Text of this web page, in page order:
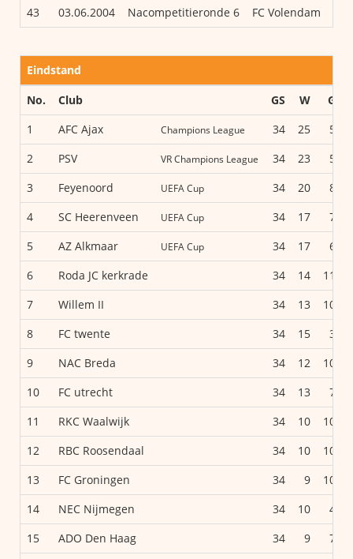
43 03.06.2004 Nacompetitieronde 6 FC Volendam
Eindstand
No.
Club GS W
G
1
AFC Ajax Champions League 34 25
5
2
PSV VR Champions League 34 23
5
3
Feyenoord UEFA Cup 34 20
8
4
SC Heerenveen UEFA Cup 34 17 7
5
AZ Alkmaar UEFA Cup 34 17 6
6
Roda JC kerkrade 34 14
11
7
Willem II 34 13 10
8
FC twente 34 15 3
9
NAC Breda 34 12 10
10
FC utrecht 34 13 7
11
RKC Waalwijk 34 10 10
12
RBC Roosendaal 34 10 10
13
FC Groningen 34 9 10
14
NEC Nijmegen 34 10 4
15
ADO Den Haag 34 9 7